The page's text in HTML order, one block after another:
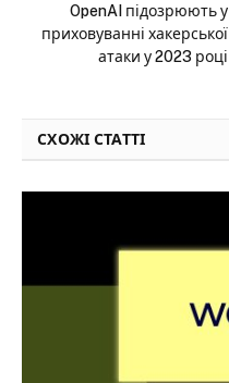
OpenAI підозрюють у
приховуванні хакерської
атаки у 2023 році
СХОЖІ СТАТТІ